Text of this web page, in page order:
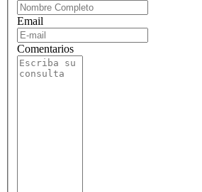
Email
Comentarios